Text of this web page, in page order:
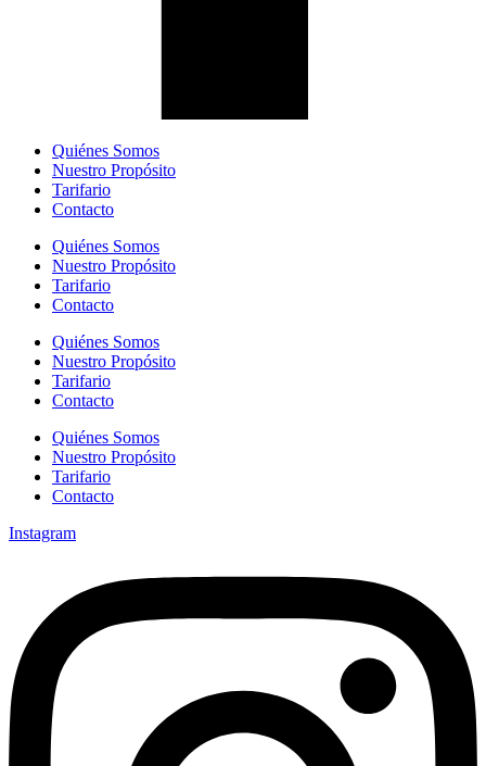
Quiénes Somos
Nuestro Propósito
Tarifario
Contacto
Quiénes Somos
Nuestro Propósito
Tarifario
Contacto
Quiénes Somos
Nuestro Propósito
Tarifario
Contacto
Quiénes Somos
Nuestro Propósito
Tarifario
Contacto
Instagram